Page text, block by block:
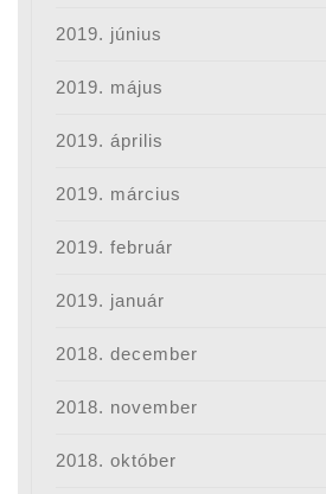
2019. június
2019. május
2019. április
2019. március
2019. február
2019. január
2018. december
2018. november
2018. október